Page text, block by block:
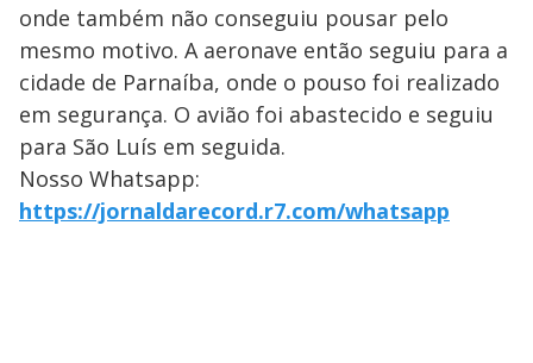
onde também não conseguiu pousar pelo
mesmo motivo. A aeronave então seguiu para a
cidade de Parnaíba, onde o pouso foi realizado
em segurança. O avião foi abastecido e seguiu
para São Luís em seguida.
Nosso Whatsapp:
https://jornaldarecord.r7.com/whatsapp